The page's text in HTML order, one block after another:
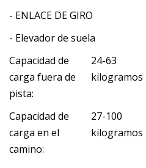
- ENLACE DE GIRO
- Elevador de suela
Capacidad de
carga fuera de
pista:
24-63
kilogramos
Capacidad de
carga en el
camino:
27-100
kilogramos